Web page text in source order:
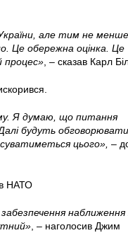
але тим не менше
Це обережна оцінка. Це
процес» , – сказав Карл
Я думаю, що питання
будуть
цього», –
в НАТО
наближення
, – наголосив Джим